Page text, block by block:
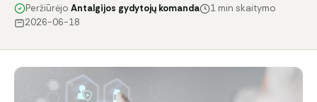
Peržiūrėjo Antalgijos gydytojų komanda
1 min skaitymo
2026-06-18